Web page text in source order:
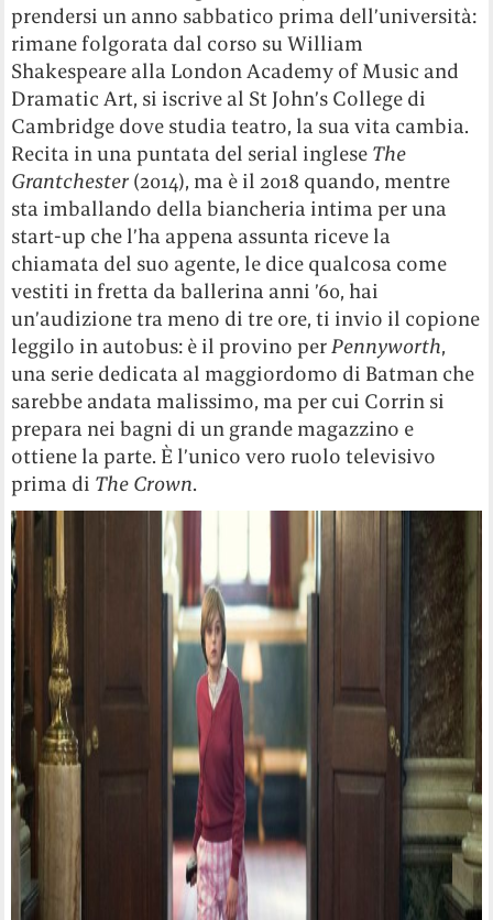
prendersi un anno sabbatico prima dell’università:
rimane folgorata dal corso su William
Shakespeare alla London Academy of Music and
Dramatic Art, si iscrive al St John’s College di
Cambridge dove studia teatro, la sua vita cambia.
Recita in una puntata del serial inglese The
Grantchester (2014), ma è il 2018 quando, mentre
sta imballando della biancheria intima per una
start-up che l’ha appena assunta riceve la
chiamata del suo agente, le dice qualcosa come
vestiti in fretta da ballerina anni ’60, hai
un’audizione tra meno di tre ore, ti invio il copione
leggilo in autobus: è il provino perPennyworth,
una serie dedicata al maggiordomo di Batman che
sarebbe andata malissimo, ma per cui Corrin si
prepara nei bagni di un grande magazzino e
ottiene la parte. È l’unico vero ruolo televisivo
prima di The Crown.